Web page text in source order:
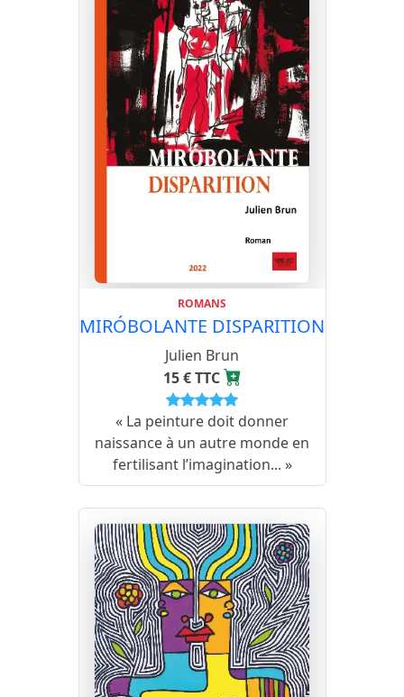
ROMANS
MIRÓBOLANTE DISPARITION
Julien Brun
15 € TTC
« La peinture doit donner
naissance à un autre monde en
fertilisant l’imagination... »